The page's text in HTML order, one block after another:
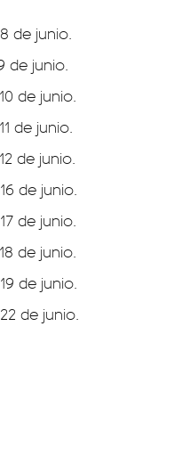
de junio.
de junio.
de junio.
de junio.
de junio.
de junio.
de junio.
de junio.
de junio.
de junio.